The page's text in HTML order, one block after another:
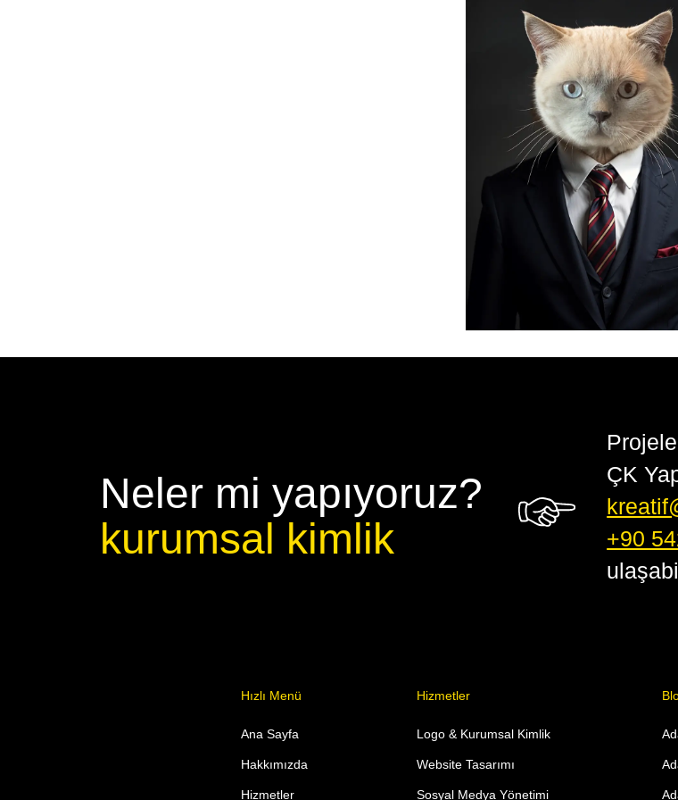
Neler mi yapıyoruz?
kurumsal kimlik
ÇK
+90
Hızlı Menü
Ana Sayfa
Hakkımızda
Hizmetler
Hizmetler
Logo & Kurumsal Kimlik
Website Tasarımı
Sosyal Medya Yönetimi